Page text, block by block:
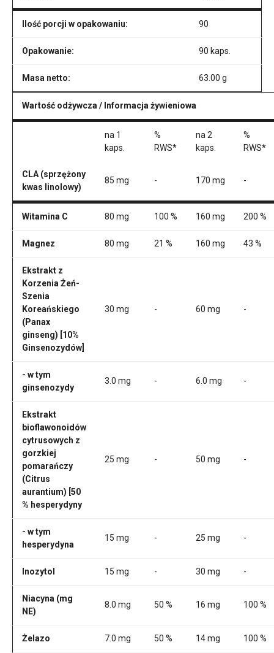
Ilość porcji w opakowaniu: 90
Opakowanie: 90 kaps.
Masa netto: 63.00 g
Wartość odżywcza / Informacja żywieniowa
na 1
kaps.
%
RWS*
na 2
kaps.
%
RWS*
CLA (sprzężony
kwas linolowy)
85 mg - 170 mg -
Witamina C 80 mg 100 % 160 mg 200 %
Magnez 80 mg 21 % 160 mg 43 %
Ekstrakt z
Korzenia Żeń-
Szenia
Koreańskiego
(Panax
ginseng) [10%
Ginsenozydów]
30 mg - 60 mg -
- w tym
ginsenozydy
3.0 mg - 6.0 mg -
Ekstrakt
bioflawonoidów
cytrusowych z
gorzkiej
pomarańczy
(Citrus
aurantium) [50
% hesperydyny
25 mg - 50 mg -
- w tym
hesperydyna
15 mg - 25 mg -
Inozytol 15 mg - 30 mg -
Niacyna (mg
NE)
8.0 mg 50 % 16 mg 100 %
Żelazo 7.0 mg 50 % 14 mg 100 %